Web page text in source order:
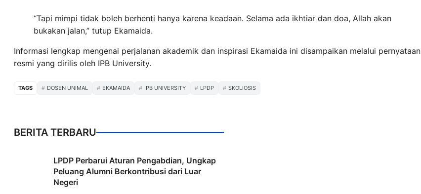
“Tapi mimpi tidak boleh berhenti hanya karena keadaan. Selama ada ikhtiar dan doa, Allah akan
bukakan jalan,” tutup Ekamaida.
Informasi lengkap mengenai perjalanan akademik dan inspirasi Ekamaida ini disampaikan melalui pernyataan
resmi yang dirilis oleh IPB University.
TAGS DOSEN UNIMAL EKAMAIDA IPB UNIVERSITY LPDP SKOLIOSIS
BERITA TERBARU
LPDP Perbarui Aturan Pengabdian, Ungkap
Peluang Alumni Berkontribusi dari Luar
Negeri